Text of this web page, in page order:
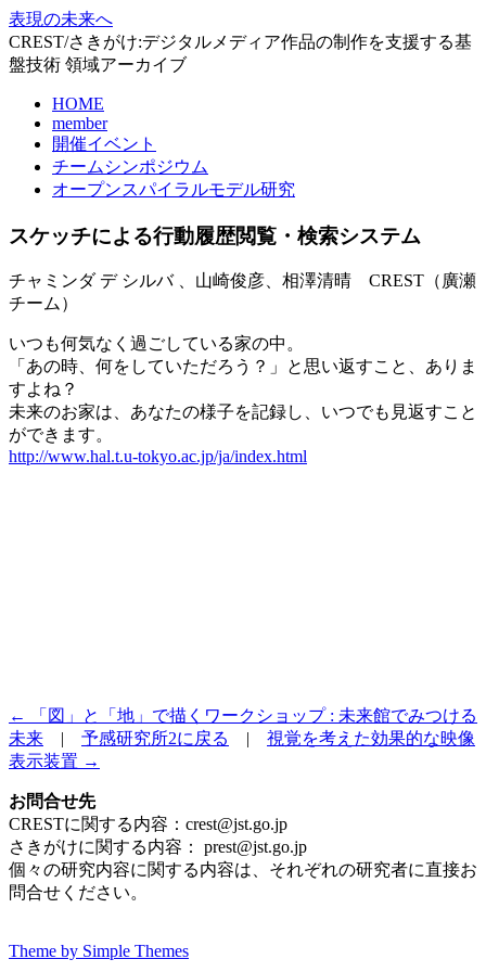
表現の未来へ
CREST/さきがけ:デジタルメディア作品の制作を支援する基
盤技術 領域アーカイブ
HOME
member
開催イベント
チームシンポジウム
オープンスパイラルモデル研究
スケッチによる行動履歴閲覧・検索システム
チャミンダ デ シルバ 、山崎俊彦、相澤清晴 CREST（廣瀬
チーム）
いつも何気なく過ごしている家の中。
「あの時、何をしていただろう？」と思い返すこと、ありま
すよね？
未来のお家は、あなたの様子を記録し、いつでも見返すこと
ができます。
http://www.hal.t.u-tokyo.ac.jp/ja/index.html
← 「図」と「地」で描くワークショップ : 未来館でみつける
未来 | 予感研究所2に戻る | 視覚を考えた効果的な映像
表示装置 →
お問合せ先
CRESTに関する内容：crest@jst.go.jp
さきがけに関する内容： prest@jst.go.jp
個々の研究内容に関する内容は、それぞれの研究者に直接お
問合せください。
Theme by Simple Themes